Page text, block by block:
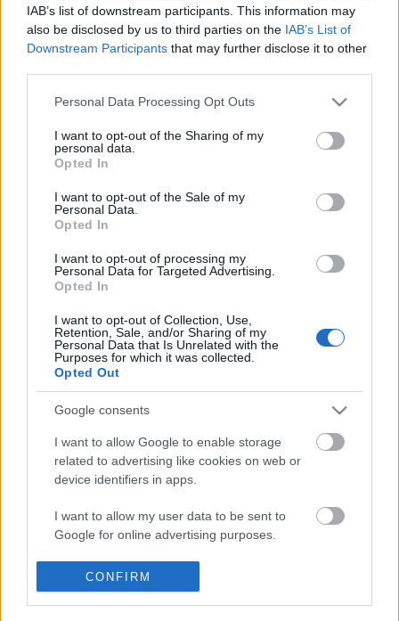
IAB’s list of downstream participants. This information may
also be disclosed by us to third parties on the IAB’s List of
Downstream Participants that may further disclose it to other
Please note that this website/app uses one or more Google
not limited to your visit or usage behaviour. You may click to
grant or deny consent to Google and its third-party tags to
use your data for below specified purposes in below Google
consent section.
Personal Data Processing Opt Outs
I want to opt-out of the Sharing of my
personal data.
Opted In
I want to opt-out of the Sale of my
Personal Data.
Opted In
I want to opt-out of processing my
Personal Data for Targeted Advertising.
Opted In
I want to opt-out of Collection, Use,
Retention, Sale, and/or Sharing of my
Personal Data that Is Unrelated with the
Purposes for which it was collected.
Opted Out
Google consents
I want to allow Google to enable storage
related to advertising like cookies on web or
device identifiers in apps.
I want to allow my user data to be sent to
Google for online advertising purposes.
I want to allow Google to send me
personalized advertising.
CONFIRM
Zsírmáj: az elhízás egyik kevésbé
ismert következménye
Papp Éva Mária•2016. augusztus 07.
A máj betegsége nemcsak az alkoholizmushoz
köthető, hanem az elhízáshoz is. Ismerjük meg
közelebbről ezt a fajta májbetegséget! Az elhízás
növekvő gyakoriságának egyik következménye, hogy
egyre többeknél jelentkezik az ún. metabolikus
szindróma, amely az elhízás és a mozgásszegény
életmód…
Az egyedül élőknél gyakoribb az
alkohol okozta megbetegedés